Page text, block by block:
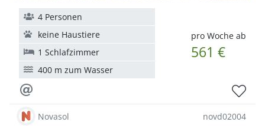
pro Woche ab
561 €
4 Personen
keine Haustiere
1 Schlafzimmer
400 m zum Wasser
Novasol novd02004